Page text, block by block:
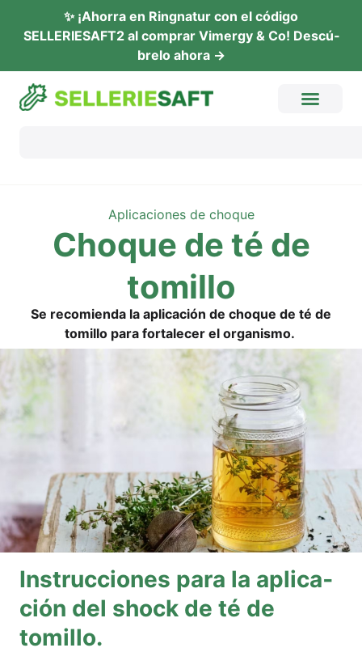
✨ ¡Ahor­ra en Ring­na­tur con el códi­go
SELLERIESAFT2 al com­prar Vimer­gy & Co! Descú­
b­re­lo ahora →
Apli­ca­cio­nes de choque
Cho­que de té de
tomillo
Se reco­mien­da la apli­ca­ción de cho­que de té de
tomil­lo para for­tale­cer el organismo.
Ins­truc­cio­nes para la apli­ca­
ción del shock de té de
tomillo.